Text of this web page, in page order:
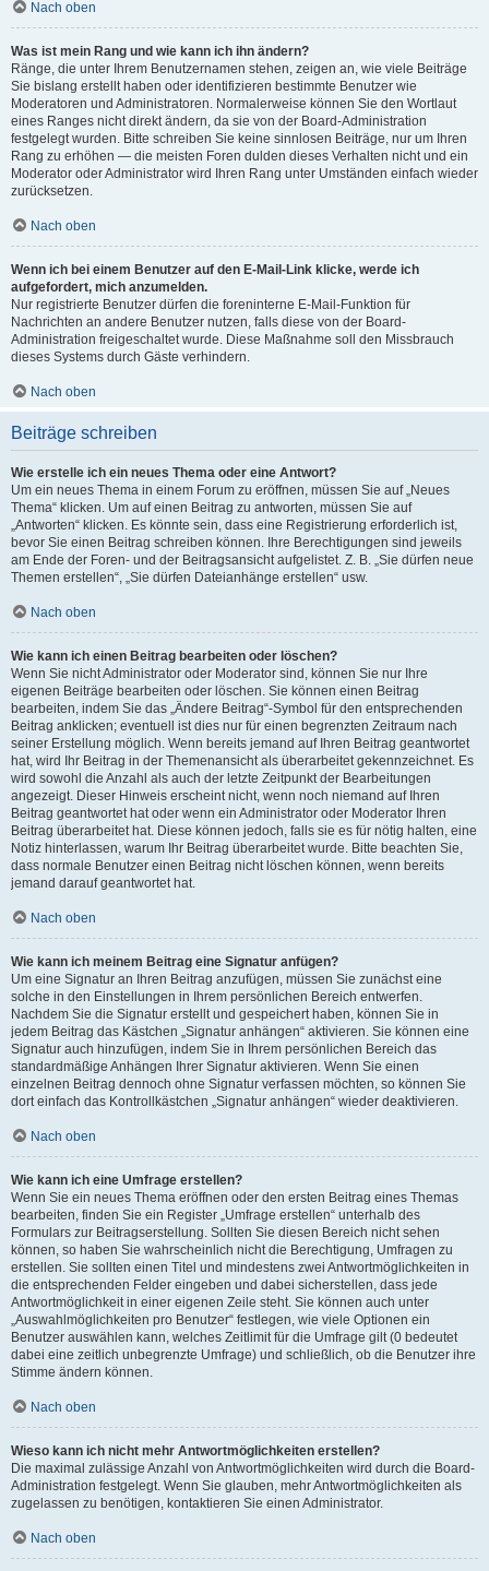
Nach oben
Was ist mein Rang und wie kann ich ihn ändern?
Ränge, die unter Ihrem Benutzernamen stehen, zeigen an, wie viele Beiträge
Sie bislang erstellt haben oder identifizieren bestimmte Benutzer wie
Moderatoren und Administratoren. Normalerweise können Sie den Wortlaut
eines Ranges nicht direkt ändern, da sie von der Board-Administration
festgelegt wurden. Bitte schreiben Sie keine sinnlosen Beiträge, nur um Ihren
Rang zu erhöhen — die meisten Foren dulden dieses Verhalten nicht und ein
Moderator oder Administrator wird Ihren Rang unter Umständen einfach wieder
zurücksetzen.
Nach oben
Wenn ich bei einem Benutzer auf den E-Mail-Link klicke, werde ich
aufgefordert, mich anzumelden.
Nur registrierte Benutzer dürfen die foreninterne E-Mail-Funktion für
Nachrichten an andere Benutzer nutzen, falls diese von der Board-
Administration freigeschaltet wurde. Diese Maßnahme soll den Missbrauch
dieses Systems durch Gäste verhindern.
Nach oben
Beiträge schreiben
Wie erstelle ich ein neues Thema oder eine Antwort?
Um ein neues Thema in einem Forum zu eröffnen, müssen Sie auf „Neues
Thema“ klicken. Um auf einen Beitrag zu antworten, müssen Sie auf
„Antworten“ klicken. Es könnte sein, dass eine Registrierung erforderlich ist,
bevor Sie einen Beitrag schreiben können. Ihre Berechtigungen sind jeweils
am Ende der Foren- und der Beitragsansicht aufgelistet. Z. B. „Sie dürfen neue
Themen erstellen“, „Sie dürfen Dateianhänge erstellen“ usw.
Nach oben
Wie kann ich einen Beitrag bearbeiten oder löschen?
Wenn Sie nicht Administrator oder Moderator sind, können Sie nur Ihre
eigenen Beiträge bearbeiten oder löschen. Sie können einen Beitrag
bearbeiten, indem Sie das „Ändere Beitrag“-Symbol für den entsprechenden
Beitrag anklicken; eventuell ist dies nur für einen begrenzten Zeitraum nach
seiner Erstellung möglich. Wenn bereits jemand auf Ihren Beitrag geantwortet
hat, wird Ihr Beitrag in der Themenansicht als überarbeitet gekennzeichnet. Es
wird sowohl die Anzahl als auch der letzte Zeitpunkt der Bearbeitungen
angezeigt. Dieser Hinweis erscheint nicht, wenn noch niemand auf Ihren
Beitrag geantwortet hat oder wenn ein Administrator oder Moderator Ihren
Beitrag überarbeitet hat. Diese können jedoch, falls sie es für nötig halten, eine
Notiz hinterlassen, warum Ihr Beitrag überarbeitet wurde. Bitte beachten Sie,
dass normale Benutzer einen Beitrag nicht löschen können, wenn bereits
jemand darauf geantwortet hat.
Nach oben
Wie kann ich meinem Beitrag eine Signatur anfügen?
Um eine Signatur an Ihren Beitrag anzufügen, müssen Sie zunächst eine
solche in den Einstellungen in Ihrem persönlichen Bereich entwerfen.
Nachdem Sie die Signatur erstellt und gespeichert haben, können Sie in
jedem Beitrag das Kästchen „Signatur anhängen“ aktivieren. Sie können eine
Signatur auch hinzufügen, indem Sie in Ihrem persönlichen Bereich das
standardmäßige Anhängen Ihrer Signatur aktivieren. Wenn Sie einen
einzelnen Beitrag dennoch ohne Signatur verfassen möchten, so können Sie
dort einfach das Kontrollkästchen „Signatur anhängen“ wieder deaktivieren.
Nach oben
Wie kann ich eine Umfrage erstellen?
Wenn Sie ein neues Thema eröffnen oder den ersten Beitrag eines Themas
bearbeiten, finden Sie ein Register „Umfrage erstellen“ unterhalb des
Formulars zur Beitragserstellung. Sollten Sie diesen Bereich nicht sehen
können, so haben Sie wahrscheinlich nicht die Berechtigung, Umfragen zu
erstellen. Sie sollten einen Titel und mindestens zwei Antwortmöglichkeiten in
die entsprechenden Felder eingeben und dabei sicherstellen, dass jede
Antwortmöglichkeit in einer eigenen Zeile steht. Sie können auch unter
„Auswahlmöglichkeiten pro Benutzer“ festlegen, wie viele Optionen ein
Benutzer auswählen kann, welches Zeitlimit für die Umfrage gilt (0 bedeutet
dabei eine zeitlich unbegrenzte Umfrage) und schließlich, ob die Benutzer ihre
Stimme ändern können.
Nach oben
Wieso kann ich nicht mehr Antwortmöglichkeiten erstellen?
Die maximal zulässige Anzahl von Antwortmöglichkeiten wird durch die Board-
Administration festgelegt. Wenn Sie glauben, mehr Antwortmöglichkeiten als
zugelassen zu benötigen, kontaktieren Sie einen Administrator.
Nach oben